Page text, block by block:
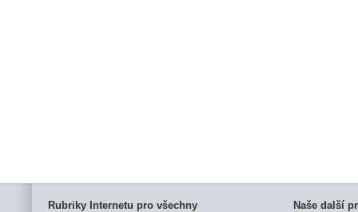
Rubriky Internetu pro všechny Naše další